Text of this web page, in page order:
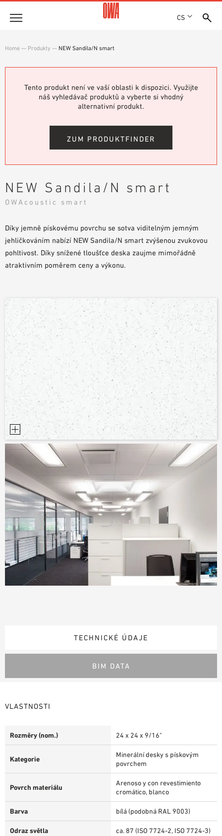
CS
SHOWROOM 7TH FLOOR
Produkty
PŘEHLED PRODUKTŮ
ŘÍZENÉ VYHLEDÁVÁNÍ
OBLASTI POUŽITÍ
TEXTY PRO VÝBĚROVÁ ŘÍZENÍ
SOUBORY KE STAŽENÍ
POMŮCKY PRO PLÁNOVÁNÍ
VIDEA
Home — Produkty — NEW Sandila/N smart
Tento produkt není ve vaší oblasti k dispozici. Využijte
náš vyhledávač produktů a vyberte si vhodný
alternativní produkt.
ZUM PRODUKTFINDER
NEW Sandila/N smart
OWAcoustic smart
Díky jemně pískovému povrchu se sotva viditelným jemným
jehličkováním nabízí NEW Sandila/N smart zvýšenou zvukovou
pohltivost. Díky snížené tloušťce deska zaujme mimořádně
atraktivním poměrem ceny a výkonu.
TECHNICKÉ ÚDAJE
BIM DATA
VLASTNOSTI
Rozměry (nom.) 24 x 24 x 9/16"
Kategorie
Minerální desky s pískovým
povrchem
Povrch materiálu
Arenoso y con revestimiento
cromático, blanco
Barva bílá (podobná RAL 9003)
Odraz světla ca. 87 (ISO 7724-2, ISO 7724-3)